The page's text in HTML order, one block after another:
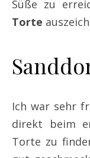
Süße zu
Torte
Ich war sehr
direkt beim
Torte zu